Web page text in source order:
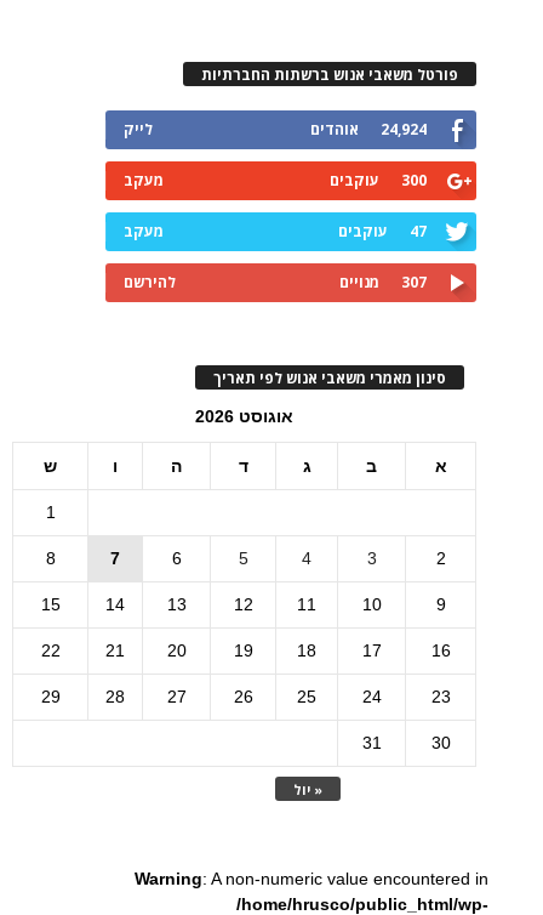
פורטל משאבי אנוש ברשתות החברתיות
24,924 אוהדים לייק
300 עוקבים מעקב
47 עוקבים מעקב
307 מנויים להירשם
סינון מאמרי משאבי אנוש לפי תאריך
אוגוסט 2026
א ב ג ד ה ו ש
« יול
1
2
3
4
5
6
7
8
9
10
11
12
13
14
15
16
17
18
19
20
21
22
23
24
25
26
27
28
29
30
31
Warning: A non-numeric value encountered in
/home/hrusco/public_html/wp-